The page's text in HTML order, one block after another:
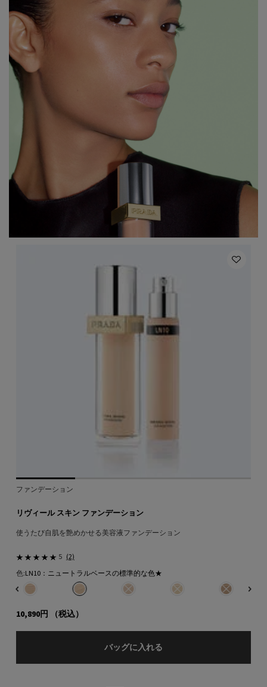
ファンデーション
リヴィール スキン ファンデーション
使うたび自肌を艶めかせる美容液ファンデーション
5 (2)
色:LN10：ニュートラルベースの標準的な色★
色を選択してください
い色​ のカラー リヴィール スキン ファンデーション、1/8
ール ベースの標準的な色​ のカラー リヴィール スキン ファンデーション、2/8
選択済み
LN5：ニュートラル ベースの明るい色 のカラー リヴィール スキン ファン
選択済み
LN10：ニュートラルベースの標準的な色★ のカラー リヴィ
選択済み
商品バリエーションは在庫切れです, LN25
選択済み
商品バリエーションは在庫
選択済み
商品バリエー
10,890円 （税込）
バッグに入れる